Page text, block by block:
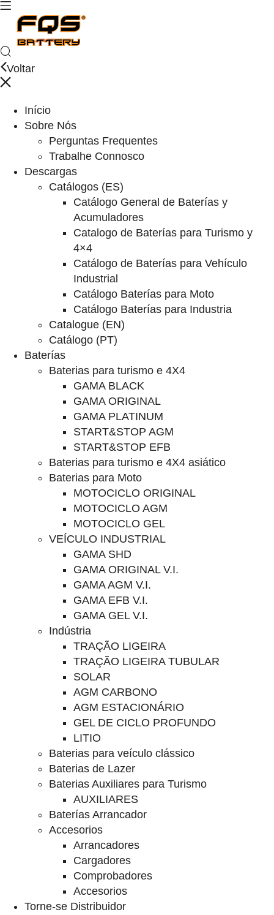
Voltar
Início
Sobre Nós
Perguntas Frequentes
Trabalhe Connosco
Descargas
Catálogos (ES)
Catálogo General de Baterías y
Acumuladores
Catalogo de Baterías para Turismo y
4×4
Catálogo de Baterías para Vehículo
Industrial
Catálogo Baterías para Moto
Catálogo Baterías para Industria
Catalogue (EN)
Catálogo (PT)
Baterías
Baterias para turismo e 4X4
GAMA BLACK
GAMA ORIGINAL
GAMA PLATINUM
START&STOP AGM
START&STOP EFB
Baterias para turismo e 4X4 asiático
Baterias para Moto
MOTOCICLO ORIGINAL
MOTOCICLO AGM
MOTOCICLO GEL
VEÍCULO INDUSTRIAL
GAMA SHD
GAMA ORIGINAL V.I.
GAMA AGM V.I.
GAMA EFB V.I.
GAMA GEL V.I.
Indústria
TRAÇÃO LIGEIRA
TRAÇÃO LIGEIRA TUBULAR
SOLAR
AGM CARBONO
AGM ESTACIONÁRIO
GEL DE CICLO PROFUNDO
LITIO
Baterias para veículo clássico
Baterias de Lazer
Baterias Auxiliares para Turismo
AUXILIARES
Baterías Arrancador
Accesorios
Arrancadores
Cargadores
Comprobadores
Accesorios
Torne-se Distribuidor